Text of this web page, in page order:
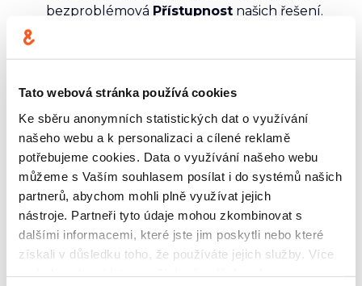
Tato webová stránka používá cookies
Ke sběru anonymních statistických dat o využívání
našeho webu a k personalizaci a cílené reklamě
potřebujeme cookies. Data o využívání našeho webu
můžeme s Vaším souhlasem posílat i do systémů našich
partnerů, abychom mohli plně využívat jejich
nástroje. Partneři tyto údaje mohou zkombinovat s
dalšími informacemi, které jste jim poskytli nebo které
získali v důsledku toho, že používáte jejich služby. Více
bezproblémová Přístupnost našich řešení.
A v dnešní době se radar samozřejmě
neobejde ani bez bodů zaměřených naAI
Náš pohled není uzavřený ani neměnný.
TechRadar pro nás představuje živý
dokument, který se vyvíjí spolu s tím, jak
rosteme, sbíráme zkušenosti a reagujeme na
nové výzvy. Pokud vás něco zaujalo, máte jinou